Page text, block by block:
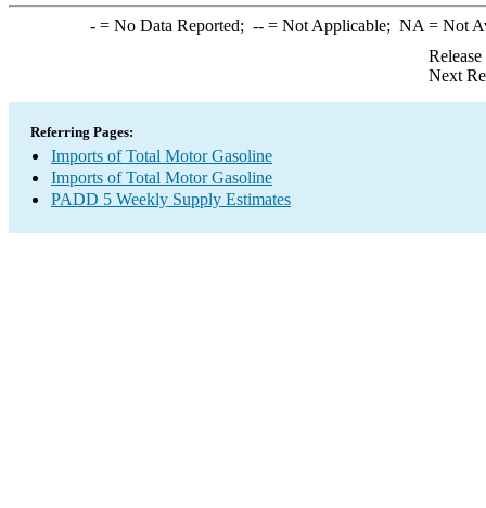
-= No Data Reported; --= Not Applicable; NA = Not
Next
Referring Pages:
Imports of Total Motor Gasoline
Imports of Total Motor Gasoline
PADD 5 Weekly Supply Estimates